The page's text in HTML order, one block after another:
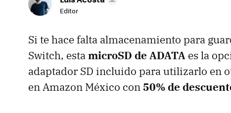
Editor
Si te hace falta almacenamiento para
Switch, estamicroSD de ADATA es la
adaptador SD incluido para utilizarlo en
en Amazon México con 50% de